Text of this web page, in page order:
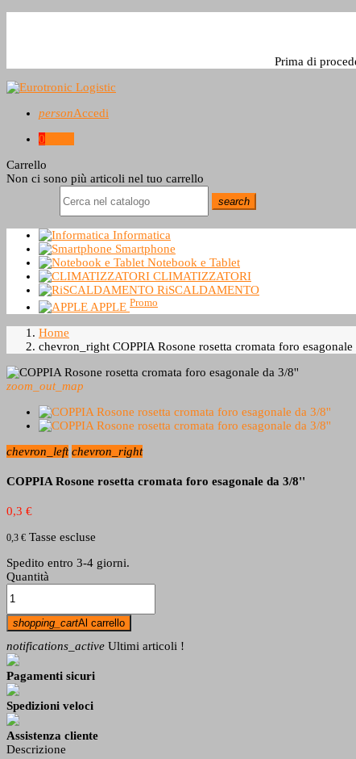
Prima di
personAccedi
0
Carrello
Non ci sono più articoli nel tuo carrello
search
Informatica
Smartphone
Notebook e Tablet
CLIMATIZZATORI
RiSCALDAMENTO
APPLE Promo
Home
chevron_right COPPIA Rosone rosetta cromata foro esagonale
zoom_out_map
chevron_left chevron_right
COPPIA Rosone rosetta cromata foro esagonale da 3/8''
0,3 €
0,3 € Tasse escluse
Spedito entro 3-4 giorni.
Quantità
shopping_cartAl carrello
notifications_active Ultimi articoli !
Pagamenti sicuri
Spedizioni veloci
Assistenza cliente
Descrizione